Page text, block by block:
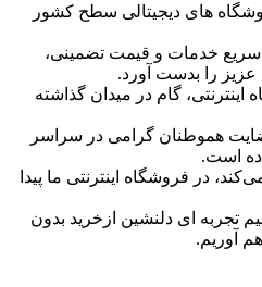
های دیجیتالی سطح کشور
سریع خدمات و قیمت تضمینی،
را بدست آورد.
اینترنتی، گام در میدان گذاشته
هموطنان گرامی در سراسر
است.
در فروشگاه اینترنتی ما پیدا
تجربه ای دلنشین ازخرید بدون
آوریم.